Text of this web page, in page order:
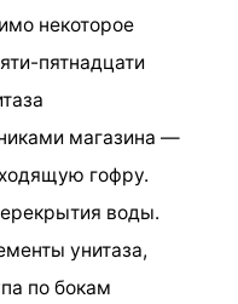
некоторое
пятнадцати
магазина —
гофру.
воды.
унитаза,
по бокам